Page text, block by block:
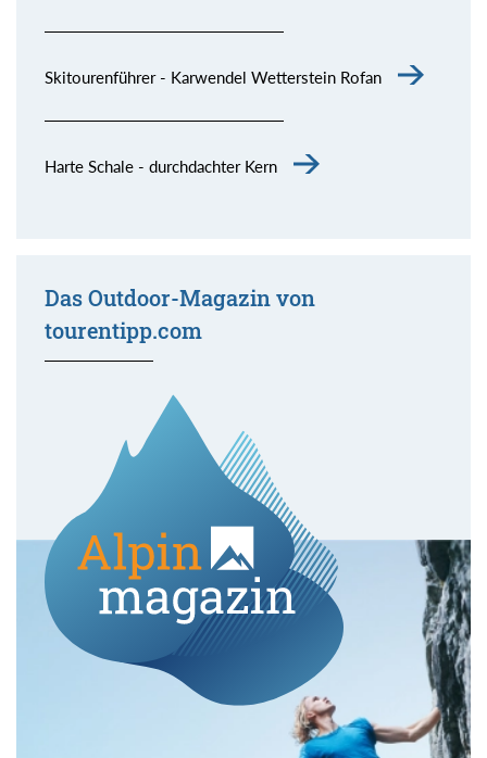
Skitourenführer - Karwendel Wetterstein Rofan
Harte Schale - durchdachter Kern
Das Outdoor-Magazin von
tourentipp.com